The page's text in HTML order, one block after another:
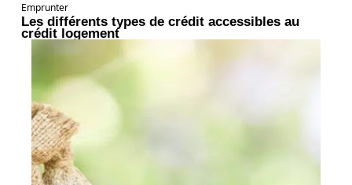
Emprunter
Les différents types de crédit accessibles au
crédit logement